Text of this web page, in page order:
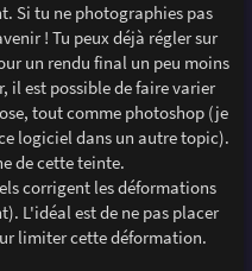
Si tu ne photographies pas
! Tu peux déjà régler sur
un rendu final un peu moins
il est possible de faire varier
tout comme photoshop (je
logiciel dans un autre topic).
de cette teinte.
corrigent les déformations
L'idéal est de ne pas placer
limiter cette déformation.